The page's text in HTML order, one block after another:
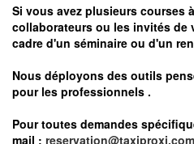
Si vous avez plusieurs courses
collaborateurs ou les invités de
cadre d'un séminaire ou d'un
Nous déployons des outils
pour les professionnels .
Pour toutes demandes
mail : reservation@taxiproxi.com